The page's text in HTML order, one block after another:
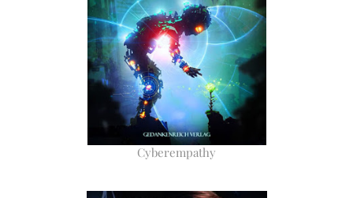
Cyberempathy